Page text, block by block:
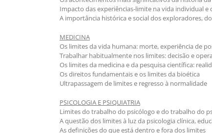
Impacto das experiências-limite na vida individual
A importância histórica e social dos exploradores,
MEDICINA
Os limites da vida humana: morte, experiência de
Trabalhar habitualmente nos limites: decisão e
Os limites da medicina e da pesquisa científica:
Os direitos fundamentais e os limites da bioética
Ultrapassagem de limites e regresso à normalidade
PSICOLOGIA E PSIQUIATRIA
Limites do trabalho do psicólogo e do trabalho do
A questão dos limites à luz da psicologia clínica,
As definições do que está dentro e fora dos limites